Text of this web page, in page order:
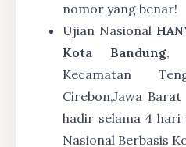
nomor yang benar!
Ujian Nasional
Kota Bandung,
Kecamatan
Cirebon,Jawa
hadir selama 4
Nasional Berbasis